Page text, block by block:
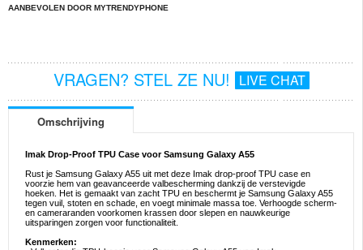
AANBEVOLEN DOOR MYTRENDYPHONE
VRAGEN? STEL ZE NU! LIVE CHAT
Omschrijving
Imak Drop-Proof TPU Case voor Samsung Galaxy A55
Rust je Samsung Galaxy A55 uit met deze Imak drop-proof TPU case en
voorzie hem van geavanceerde valbescherming dankzij de verstevigde
hoeken. Het is gemaakt van zacht TPU en beschermt je Samsung Galaxy A55
tegen vuil, stoten en schade, en voegt minimale massa toe. Verhoogde scherm-
en cameraranden voorkomen krassen door slepen en nauwkeurige
uitsparingen zorgen voor functionaliteit.
Kenmerken: